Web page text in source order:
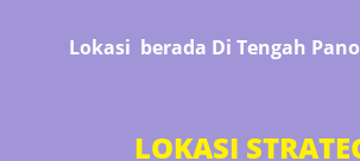
Lokasi berada Di Tengah
LOKASI